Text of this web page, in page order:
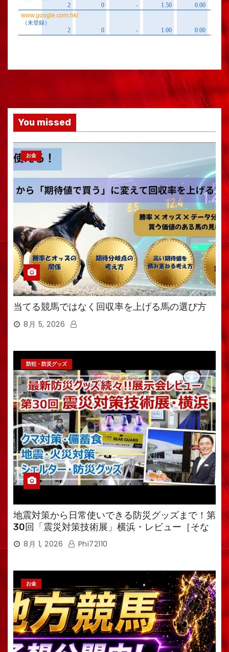
You missed
お金
当てる競馬ではなく回収率を上げる馬の選び方
8月 5, 2026
防犯・防災グッズ
地震対策から日常使いできる防災グッズまで！第
30回「震災対策技術展」横浜・レビュー［そな
えるTV・高荷智也］
8月 1, 2026 Phi72110
お金